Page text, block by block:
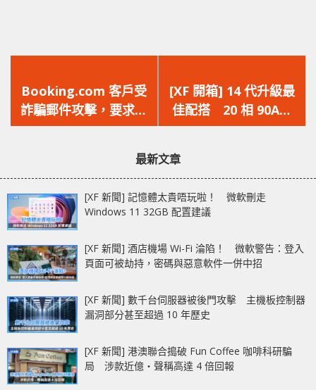
一
篇
文
Booking.com 客戶受
詐騙郵件攻擊，要求他
們確認酒店付款，但
一
篇
文
[XF 開箱] 14 代升級最
佳配搭 20 相 90A‧
Wi-Fi 7‧6 組 M.2‧
Phantom Gaming
最新文章
[XF 新聞] 記憶體太貴唔玩啦！ 微軟刪走
Windows 11 32GB 配置建議
[XF 新聞] 酒店機場 Wi-Fi 淪陷！ 微軟警告：登入
頁面可被劫持，密碼與惡意軟件一併中招
[XF 新聞] 數千台伺服器被後門攻擊 主機板控制器
漏洞部分甚至超過 10 年歷史
[XF 新聞] 港澳聯合搗破 Fun Coffee 咖啡科研騙
局 涉款近億‧聲稱高達 4 倍回報